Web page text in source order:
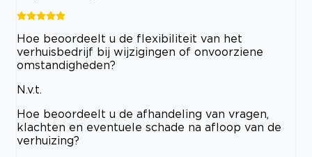
Hoe beoordeelt u de flexibiliteit van het
verhuisbedrijf bij wijzigingen of onvoorziene
omstandigheden?
N.v.t.
Hoe beoordeelt u de afhandeling van vragen,
klachten en eventuele schade na afloop van de
verhuizing?